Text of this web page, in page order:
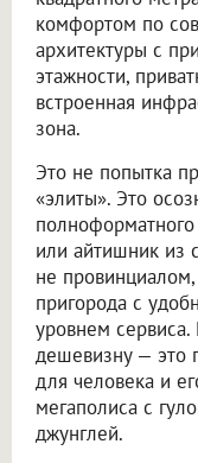
комфортом по
архитектуры с
этажности,
встроенная
зона.
Это не попытка
«элиты». Это
или айтишник из
не
пригорода с
уровнем сервиса.
дешевизну — это
для человека и
мегаполиса с
джунглей.